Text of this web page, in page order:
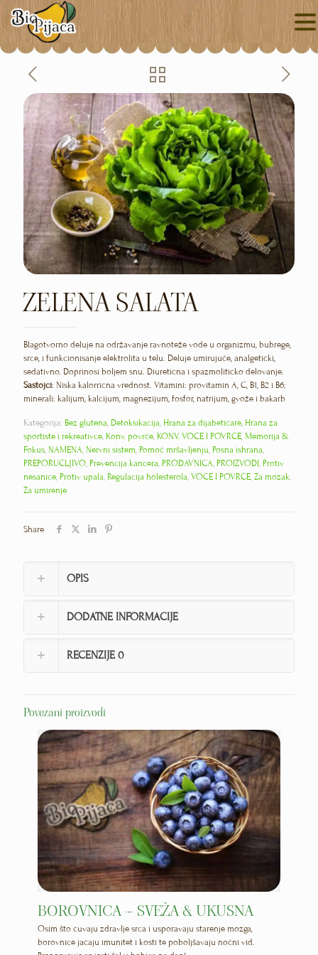
ZELENA SALATA
Blagotvorno deluje na održavanje ravnoteže vode u organizmu, bubrege,
srce, i funkcionisanje elektrolita u telu. Deluje umirujuće, analgetički,
sedativno. Doprinosi boljem snu. Diuretična i spazmolitičko delovanje.
Sastojci: Niska kalorrična vrednost. Vitamini: provitamin A, C, B1, B2 i B6;
minerali: kalijum, kalcijum, magnezijum, fosfor, natrijum, gvože i bakarb
Kategorija: Bez glutena, Detoksikacija, Hrana za dijabetičare, Hrana za
sportiste i rekreativce, Konv. povrće, KONV. VOĆE I POVRĆE, Memorija &
Fokus, NAMENA, Nervni sistem, Pomoć mršavljenju, Posna ishrana,
PREPORUČLJIVO, Prevencija kancera, PRODAVNICA, PROIZVODI, Protiv
nesanice, Protiv upala, Regulacija holesterola, VOĆE I POVRĆE, Za mozak,
Za umirenje
Share
OPIS
DODATNE INFORMACIJE
RECENZIJE 0
Povezani proizvodi
BOROVNICA – SVEŽA & UKUSNA
Osim što čuvaju zdravlje srca i usporavaju starenje mozga,
borovnice jačaju imunitet i kosti te poboljšavaju noćni vid.